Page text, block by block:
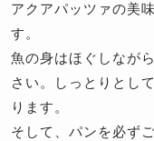
アクアパッツァの美
す。
魚の身はほぐしなが
さい。しっとりとし
ります。
そして、パンを必ず